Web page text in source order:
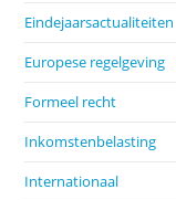
Eindejaarsactualiteiten
Europese regelgeving
Formeel recht
Inkomstenbelasting
Internationaal